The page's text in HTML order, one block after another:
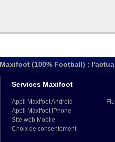
Maxifoot (100% Football) :
Services Maxifoot
Appli Maxifoot Android
Appli Maxifoot iPhone
Site web Mobile
Choix de consentement